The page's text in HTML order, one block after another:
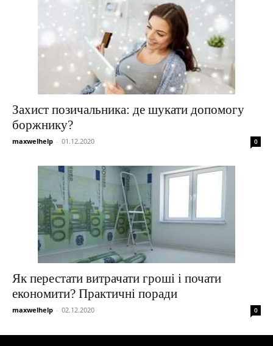
Захист позичальника: де шукати допомогу
боржнику?
maxwelhelp - 01.12.2020 0
Як перестати витрачати гроші і почати
економити? Практичні поради
maxwelhelp - 02.12.2020 0